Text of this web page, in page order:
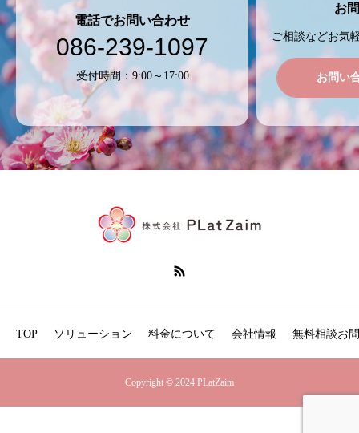
電話でお問い合わせ
086-239-1097
受付時間：9:00～17:00
お
ご相談などお気
お問い
TOP ソリューション 料金について 会社情報 無料相談お
Copyright © 2024 PLatZaim